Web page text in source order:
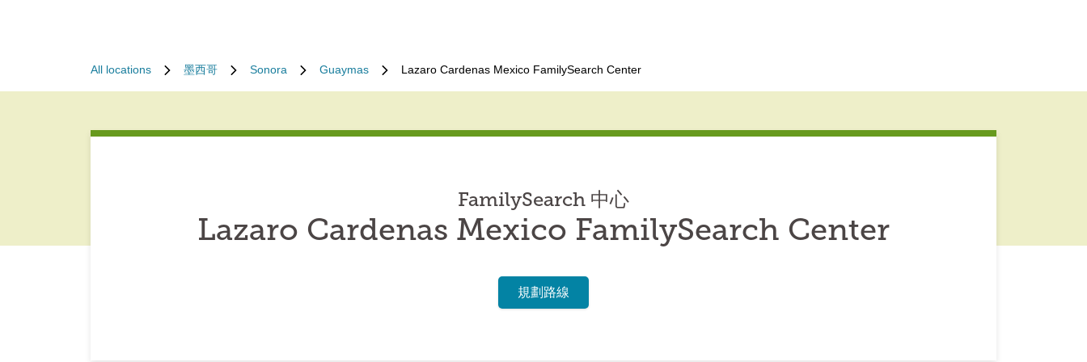
All locations 墨西哥 Sonora Guaymas Lazaro Cardenas Mexico FamilySearch Center
FamilySearch 中心
Lazaro Cardenas Mexico FamilySearch Center
規劃路線